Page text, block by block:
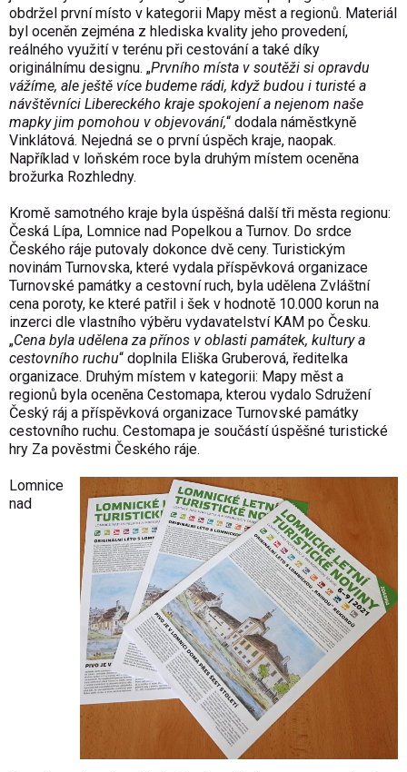
obdržel první místo v kategorii Mapy měst a regionů. Materiál
byl oceněn zejména z hlediska kvality jeho provedení,
reálného využití v terénu při cestování a také díky
originálnímu designu. „Prvního místa v soutěži si opravdu
vážíme, ale ještě více budeme rádi, když budou i turisté a
návštěvníci Libereckého kraje spokojení a nejenom naše
mapky jim pomohou v objevování,“ dodala náměstkyně
Vinklátová. Nejedná se o první úspěch kraje, naopak.
Například v loňském roce byla druhým místem oceněna
brožurka Rozhledny.
Kromě samotného kraje byla úspěšná další tři města regionu:
Česká Lípa, Lomnice nad Popelkou a Turnov. Do srdce
Českého ráje putovaly dokonce dvě ceny. Turistickým
novinám Turnovska, které vydala příspěvková organizace
Turnovské památky a cestovní ruch, byla udělena Zvláštní
cena poroty, ke které patřil i šek v hodnotě 10.000 korun na
inzerci dle vlastního výběru vydavatelství KAM po Česku.
„Cena byla udělena za přínos v oblasti památek, kultury a
cestovního ruchu“ doplnila Eliška Gruberová, ředitelka
organizace. Druhým místem v kategorii: Mapy měst a
regionů byla oceněna Cestomapa, kterou vydalo Sdružení
Český ráj a příspěvková organizace Turnovské památky
cestovního ruchu. Cestomapa je součástí úspěšné turistické
hry Za pověstmi Českého ráje.
Lomnice
nad